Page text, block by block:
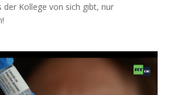
der Kol­le­ge von sich gibt, nur